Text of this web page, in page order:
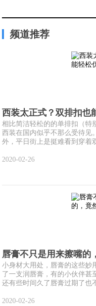
频道推荐
西装太正式？双排扣也
相比简洁轻松的的单排扣（特
西装在国内似乎不那么受待见
外，平日街上是挺难看到穿着
2020-02-26
唇膏不只是用来擦嘴的
小身材大用处，唇膏的这些妙
了一支润唇膏，有的小伙伴甚
还有些时间久了唇膏过期了也
2020-02-26